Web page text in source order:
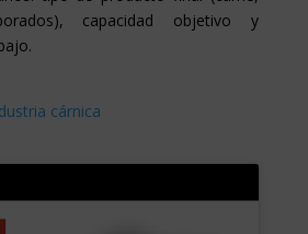
capacidad objetivo y
cárnica